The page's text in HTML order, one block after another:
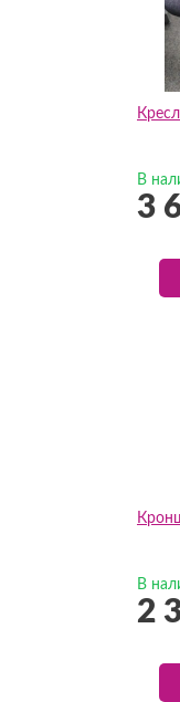
В
3
В
2